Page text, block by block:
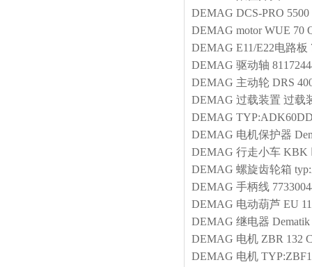
DEMAG DCS-PRO
DEMAG motor WUE 70
DEMAG E11/E22电路板
DEMAG 驱动轴
DEMAG 主动轮 DRS
DEMAG 过载装置 过载
DEMAG TYP:ADK60DD
DEMAG 电机保护器
DEMAG 行走小车 KBK
DEMAG 螺旋齿轮箱
DEMAG 手柄线
DEMAG 电动葫芦 EU
DEMAG 继电器
DEMAG 电机 ZBR 132
DEMAG 电机